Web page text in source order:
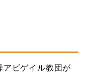
アビゲイル教団が